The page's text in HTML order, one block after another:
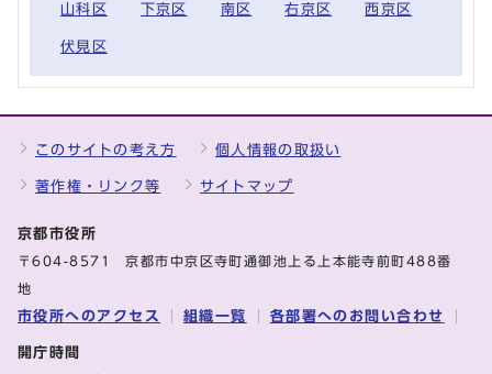
山科区 下京区 南区 右京区 西京区
伏見区
このサイトの考え方 個人情報の取扱い
著作権・リンク等 サイトマップ
京都市役所
〒604-8571 京都市中京区寺町通御池上る上本能寺前町488番
地
市役所へのアクセス 組織一覧 各部署へのお問い合わせ
開庁時間